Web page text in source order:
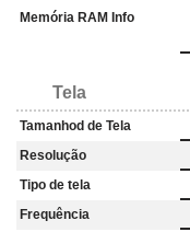
Memória RAM Info
Tela
Tamanhod de Tela
Resolução
Tipo de tela
Frequência